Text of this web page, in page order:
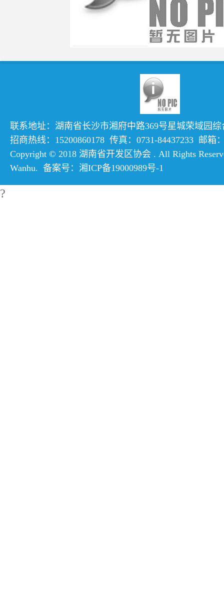
联系地址：湖南省长沙市湘府中路369号星城荣域园
招商热线：15200860178 传真：0731-84437233 邮箱
Copyright © 2018 湖南省开发区协会 . All Rights
Wanhu. 备案号： 湘ICP备19000989号-1
?